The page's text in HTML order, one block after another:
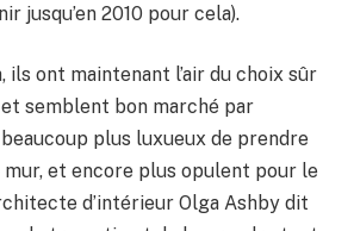
jusqu’en 2010 pour cela).
ils ont maintenant l’air du choix sûr
et semblent bon marché par
plus luxueux de prendre
et encore plus opulent pour le
d’intérieur Olga Ashby dit